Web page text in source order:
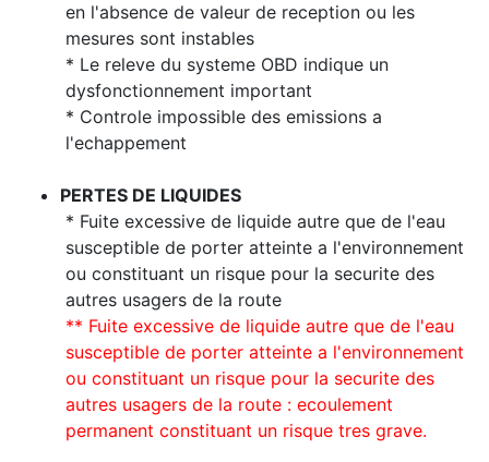
en l'absence de valeur de reception ou les
mesures sont instables
* Le releve du systeme OBD indique un
dysfonctionnement important
* Controle impossible des emissions a
l'echappement
PERTES DE LIQUIDES
* Fuite excessive de liquide autre que de l'eau
susceptible de porter atteinte a l'environnement
ou constituant un risque pour la securite des
autres usagers de la route
** Fuite excessive de liquide autre que de l'eau
susceptible de porter atteinte a l'environnement
ou constituant un risque pour la securite des
autres usagers de la route : ecoulement
permanent constituant un risque tres grave.